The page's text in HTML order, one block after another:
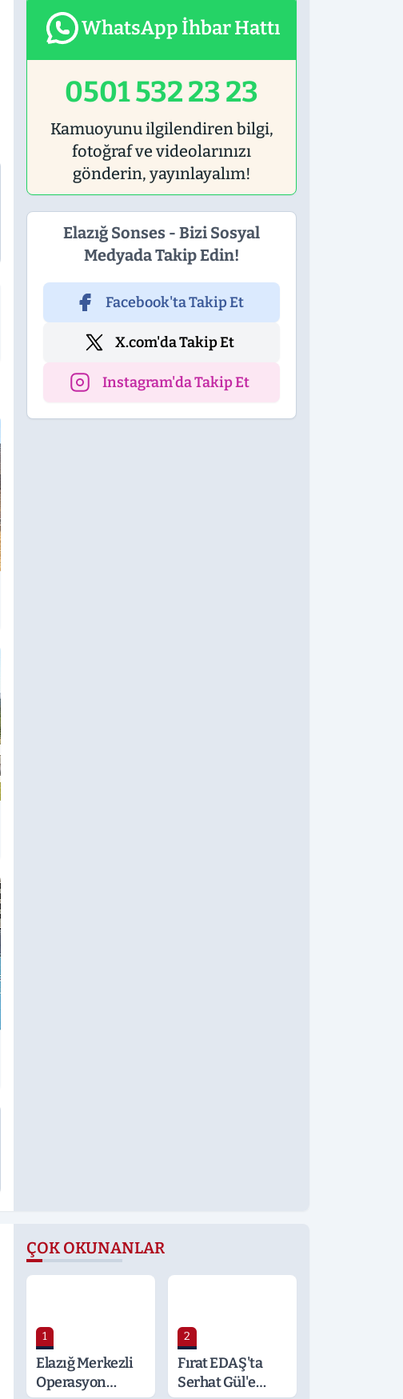
WhatsApp İhbar Hattı
0501 532 23 23
Kamuoyunu ilgilendiren bilgi,
fotoğraf ve videolarınızı
gönderin, yayınlayalım!
Elazığ Sonses - Bizi Sosyal
Medyada Takip Edin!
Facebook'ta Takip Et
X.com'da Takip Et
Instagram'da Takip Et
ÇOK OKUNANLAR
1
Elazığ Merkezli
Operasyon
2
Fırat EDAŞ'ta
Serhat Gül'e